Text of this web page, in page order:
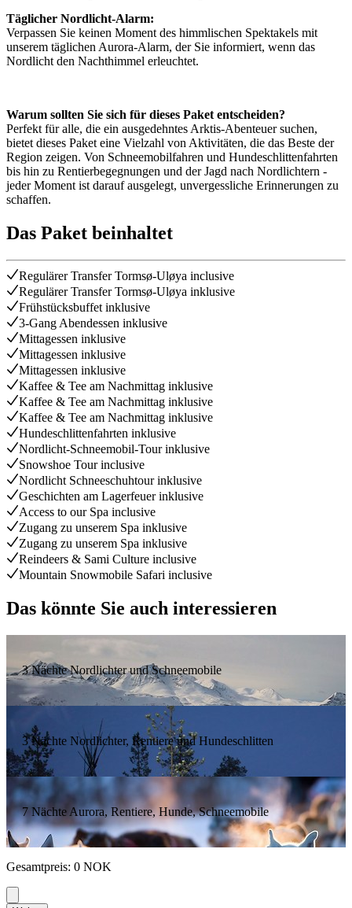
Täglicher Nordlicht-Alarm:
Verpassen Sie keinen Moment des himmlischen Spektakels mit
unserem täglichen Aurora-Alarm, der Sie informiert, wenn das
Nordlicht den Nachthimmel erleuchtet.
Warum sollten Sie sich für dieses Paket entscheiden?
Perfekt für alle, die ein ausgedehntes Arktis-Abenteuer suchen,
bietet dieses Paket eine Vielzahl von Aktivitäten, die das Beste der
Region zeigen. Von Schneemobilfahren und Hundeschlittenfahrten
bis hin zu Rentierbegegnungen und der Jagd nach Nordlichtern -
jeder Moment ist darauf ausgelegt, unvergessliche Erinnerungen zu
schaffen.
Das Paket beinhaltet
Regulärer Transfer Tormsø-Uløya inclusive
Regulärer Transfer Tormsø-Uløya inklusive
Frühstücksbuffet inklusive
3-Gang Abendessen inklusive
Mittagessen inklusive
Mittagessen inklusive
Mittagessen inklusive
Kaffee & Tee am Nachmittag inklusive
Kaffee & Tee am Nachmittag inklusive
Kaffee & Tee am Nachmittag inklusive
Hundeschlittenfahrten inklusive
Nordlicht-Schneemobil-Tour inklusive
Snowshoe Tour inclusive
Nordlicht Schneeschuhtour inklusive
Geschichten am Lagerfeuer inklusive
Access to our Spa inclusive
Zugang zu unserem Spa inklusive
Zugang zu unserem Spa inklusive
Reindeers & Sami Culture inclusive
Mountain Snowmobile Safari inclusive
Das könnte Sie auch interessieren
3 Nächte Nordlichter und Schneemobile
3 Nächte Nordlichter, Rentiere und Hundeschlitten
7 Nächte Aurora, Rentiere, Hunde, Schneemobile
Gesamtpreis: 0 NOK